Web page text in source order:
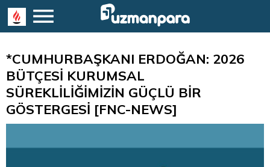
*CUMHURBAŞKANI ERDOĞAN: 2026
BÜTÇESİ KURUMSAL
SÜREKLİLİĞİMİZİN GÜÇLÜ BİR
GÖSTERGESİ [FNC-NEWS]